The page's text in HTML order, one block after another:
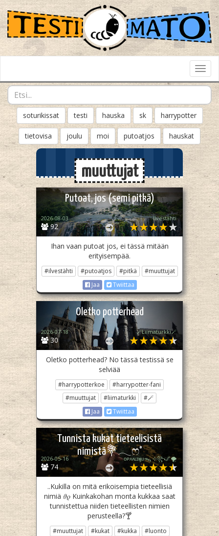
soturikissat testi hauska sk harrypotter
tietovisa joulu moi putoatjos hauskat
muuttujat
Putoat, jos (semi pitkä)
92
2026-08-03 Ilvestähti
Ihan vaan putoat jos, ei tässä mitään
erityisempää.
#ilvestähti #putoatjos #pitkä
#muuttujat
Jaa
Twiittaa
Oletko potterhead
30
2026-07-18 🪄Liimaturkki🪄
Oletko potterhead? No tässä testissä se
selviää
#harrypotterkoe
#harrypotter-fani
#muuttujat
#liimaturkki
#🪄
Jaa
Twiittaa
Tunnista kukat tieteelisistä
nimistä💐𓂃ෆ˚
74
2026-05-16 ᴏᴘᴀᴀʟɪӄᴜᴜᯓ₊ ⊹꧂🌌🌪
..Kukilla on mitä erikoisempia tieteellisiä
nimiä 𝜗𝜚 Kuinkakohan monta kukkaa saat
tunnistettua niiden tieteellisten nimien
perusteella?🍸
#muuttujat #kukat #kukka
#luonto